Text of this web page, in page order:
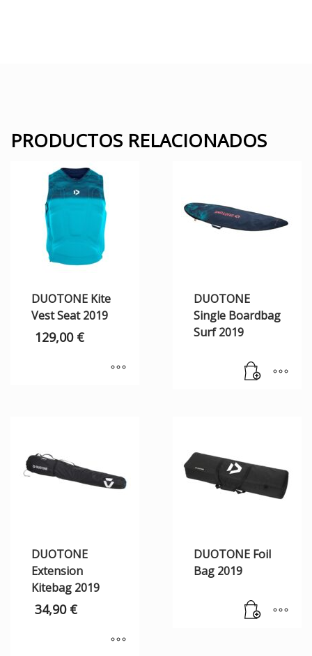
PRODUCTOS RELACIONADOS
DUOTONE Kite
Vest Seat 2019
129,00 €
DUOTONE
Single Boardbag
Surf 2019
DUOTONE
Extension
Kitebag 2019
34,90 €
DUOTONE Foil
Bag 2019